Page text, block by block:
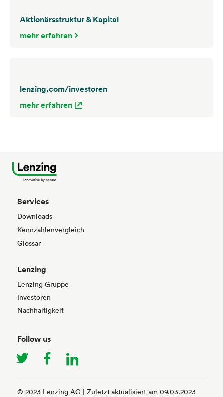
Aktionärsstruktur & Kapital
mehr erfahren
lenzing.com/investoren
mehr erfahren
Services
Downloads
Kennzahlenvergleich
Glossar
Lenzing
Lenzing Gruppe
Investoren
Nachhaltigkeit
Follow us
twitterfacebook
linkedin
© 2023 Lenzing AG | Zuletzt aktualisiert am 09.03.2023